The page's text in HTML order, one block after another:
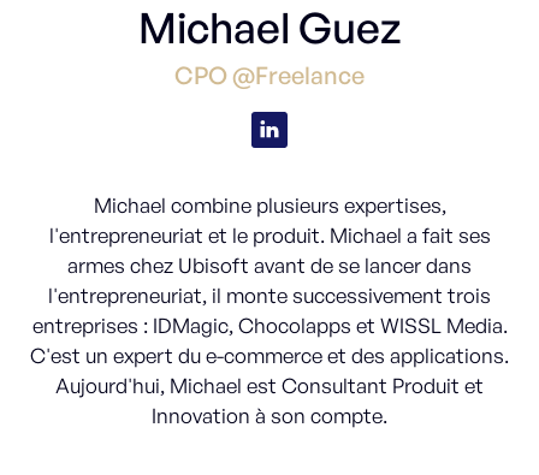
Michael Guez
CPO @Freelance
Michael combine plusieurs expertises,
l'entrepreneuriat et le produit. Michael a fait ses
armes chez Ubisoft avant de se lancer dans
l'entrepreneuriat, il monte successivement trois
entreprises : IDMagic, Chocolapps et WISSL Media.
C'est un expert du e-commerce et des applications.
Aujourd'hui, Michael est Consultant Produit et
Innovation à son compte.